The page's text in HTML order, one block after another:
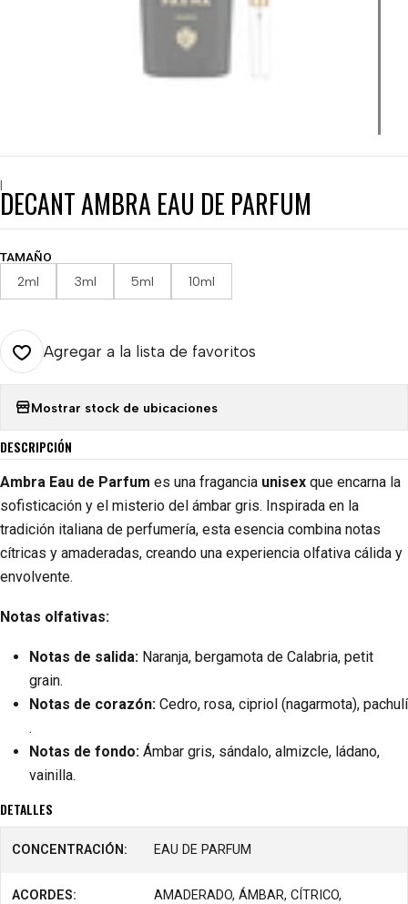
|
DECANT AMBRA EAU DE PARFUM
TAMAÑO
2ml 3ml 5ml 10ml
Agregar a la lista de favoritos
Mostrar stock de ubicaciones
DESCRIPCIÓN
Ambra Eau de Parfum es una fragancia unisex que encarna la
sofisticación y el misterio del ámbar gris. Inspirada en la
tradición italiana de perfumería, esta esencia combina notas
cítricas y amaderadas, creando una experiencia olfativa cálida y
envolvente.​
Notas olfativas:
Notas de salida: Naranja, bergamota de Calabria, petit
grain.
Notas de corazón: Cedro, rosa, cipriol (nagarmota), pachulí​
.
Notas de fondo: Ámbar gris, sándalo, almizcle, ládano,
vainilla​.
DETALLES
CONCENTRACIÓN: EAU DE PARFUM
ACORDES:
AMADERADO, ÁMBAR, CÍTRICO,